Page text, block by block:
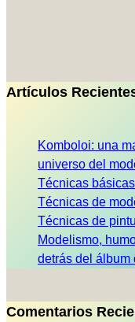
Artículos
Komboloi: una
universo del
Técnicas
Técnicas de
Técnicas de
Modelismo,
detrás del álbum
Comentarios